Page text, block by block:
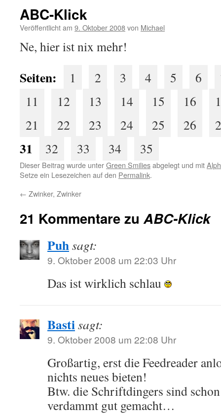
ABC-Klick
Veröffentlicht am 9. Oktober 2008von Michael
Ne, hier ist nix mehr!
Seiten: 1 2 3 4 5 6
11
12 13 14 15 16
21
22 23 24 25 26
31 32 33 34 35
Dieser Beitrag wurde unterGreen Smiliesabgelegt und mit
Setze ein Lesezeichen auf den Permalink.
← Zwinker, Zwinker
21 Kommentare zuABC-Klick
Puhsagt:
9. Oktober 2008 um 22:03 Uhr
Das ist wirklich schlau
Bastisagt:
9. Oktober 2008 um 22:08 Uhr
Großartig, erst die Feedreader
nichts neues bieten!
Btw. die Schriftdingers sind
verdammt gut gemacht…